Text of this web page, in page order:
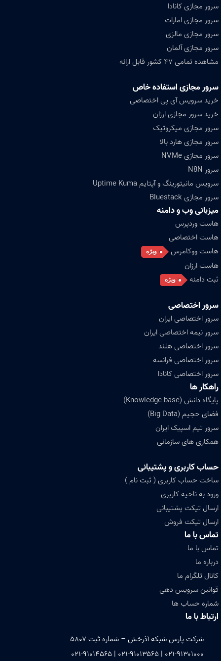
سرور مجازی کانادا
سرور مجازی امارات
سرور مجازی مالزی
سرور مجازی آلمان
مشاهده تمامی ۴۷ کشور قابل ارائه
سرور مجازی استفاده خاص
خرید سرویس آی پی اختصاصی
خرید سرور مجازی ارزان
سرور مجازی میکروتیک
سرور مجازی هارد بالا
سرور مجازی NVMe
سرور N8N
سرویس مانیتورینگ و آپتایم Uptime Kuma
سرور مجازی Bluestack
میزبانی وب و دامنه
هاست وردپرس
هاست اختصاصی
هاست ووکامرس
ویژه
هاست ارزان
ثبت دامنه
ویژه
سرور اختصاصی
سرور اختصاصی ایران
سرور نیمه اختصاصی ایران
سرور اختصاصی هلند
سرور اختصاصی فرانسه
سرور اختصاصی کانادا
راهکار ها
پایگاه دانش (Knowledge base)
فضای حجیم (Big Data)
سرور تیم اسپیک ایران
همکاری های سازمانی
حساب کاربری و پشتیبانی
ساخت حساب کاربری ( ثبت نام )
ورود به ناحیه کاربری
ارسال تیکت پشتیبانی
ارسال تیکت فروش
تماس با ما
تماس با ما
درباره ما
کانال تلگرام ما
قوانین سرویس دهی
شماره حساب ها
ارتباط با ما
شرکت پارس شبکه آذرخش – شماره ثبت ۵۸۰۷
۰۲۱-۹۱۳۰۱۰۰۰ | ۰۲۱-۹۱۰۱۳۵۶۵ | ۰۲۱-۹۱۰۱۴۵۶۵